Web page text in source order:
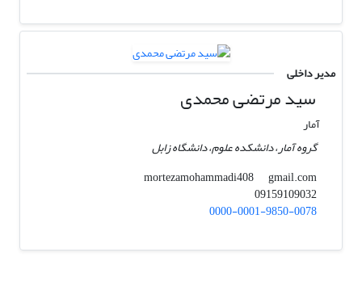
مدیر داخلی
سید مرتضی محمدی
آمار
گروه آمار، دانشکده علوم، دانشگاه زابل
mortezamohammadi408
gmail.com
09159109032
0000-0001-9850-0078